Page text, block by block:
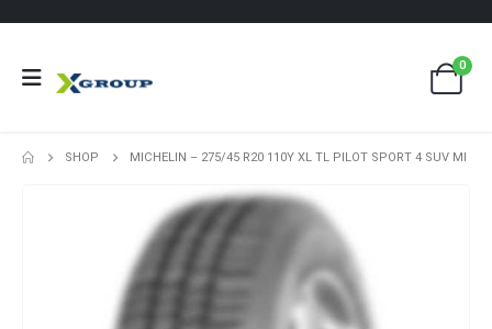
0
SHOP MICHELIN – 275/45 R20 110Y XL TL PILOT SPORT 4 SUV MI